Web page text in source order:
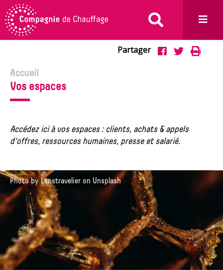
Aller à la recherche
Partager Partager
 
Accueil
Vos espaces
Accédez ici à vos espaces : clients, achats & appels
d'offres, ressources humaines, presse et salarié.
Photo by Lenstravelier on Unsplash